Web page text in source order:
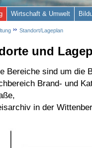
und
Bereiche sind um die
Brand- und
in der
Wirtschaft & Umwelt
Standort/Lageplan